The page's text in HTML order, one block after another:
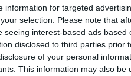
information for targeted
selection. Please note that
seeing interest-based ads
disclosed to third parties prior
of your personal
This information may also